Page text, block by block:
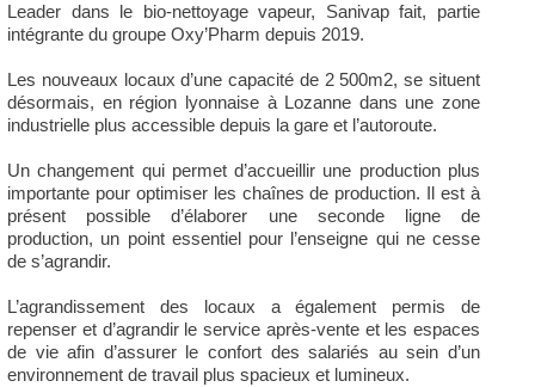
Leader dans le bio-nettoyage vapeur, Sanivap fait, partie
intégrante du groupe Oxy’Pharm depuis 2019.
Les nouveaux locaux d’une capacité de 2 500m2, se situent
désormais, en région lyonnaise à Lozanne dans une zone
industrielle plus accessible depuis la gare et l’autoroute.
Un changement qui permet d’accueillir une production plus
importante pour optimiser les chaînes de production. Il est à
présent possible d’élaborer une seconde ligne de
production, un point essentiel pour l’enseigne qui ne cesse
de s’agrandir.
L’agrandissement des locaux a également permis de
repenser et d’agrandir le service après-vente et les espaces
de vie afin d’assurer le confort des salariés au sein d’un
environnement de travail plus spacieux et lumineux.